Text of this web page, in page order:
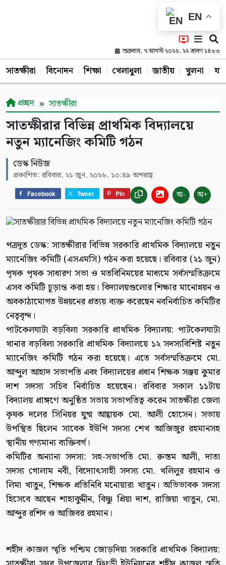
EN
শুক্রবার, ৭ আগস্ট ২০২৬, ২২ শ্রাবণ ১৪৩৩
সাতক্ষীরা বিনোদন শিক্ষা খেলাধুলা জাতীয় খুলনা
প্রচ্ছদ সাতক্ষীরা
সাতক্ষীরার বিভিন্ন প্রাথমিক বিদ্যালয়ে
নতুন ম্যানেজিং কমিটি গঠন
ডেস্ক নিউজ
প্রকাশিত: রবিবার, ২১ জুন, ২০২৬, ১০:৪৯ অপরাহ্ণ
Facebook Tweet Pin অ- অ+
পত্রদূত ডেস্ক: সাতক্ষীরার বিভিন্ন সরকারি প্রাথমিক বিদ্যালয়ে নতুন
ম্যানেজিং কমিটি (এসএমসি) গঠন করা হয়েছে। রবিবার (২১ জুন)
পৃথক পৃথক সাধারণ সভা ও মতবিনিময়ের মাধ্যমে সর্বসম্মতিক্রমে
এসব কমিটি চূড়ান্ত করা হয়। বিদ্যালয়গুলোর শিক্ষার মানোন্নয়ন ও
অবকাঠামোগত উন্নয়নের প্রত্যয় ব্যক্ত করেছেন নবনির্বাচিত কমিটির
নেতৃবৃন্দ।
পাটকেলঘাটা বড়বিলা সরকারি প্রাথমিক বিদ্যালয়: পাটকেলঘাটা
থানার বড়বিলা সরকারি প্রাথমিক বিদ্যালয়ে ১২ সদস্যবিশিষ্ট নতুন
ম্যানেজিং কমিটি গঠন করা হয়েছে। এতে সর্বসম্মতিক্রমে মো.
আব্দুল আহাদ সভাপতি এবং বিদ্যালয়ের প্রধান শিক্ষক সঞ্জয় কুমার
দাশ সদস্য সচিব নির্বাচিত হয়েছেন। রবিবার সকাল ১১টায়
বিদ্যালয় প্রাঙ্গণে অনুষ্ঠিত সভায় সভাপতিত্ব করেন সাতক্ষীরা জেলা
কৃষক দলের সিনিয়র যুগ্ম আহ্বায়ক মো. আলী হোসেন। সভায়
উপস্থিত ছিলেন সাবেক ইউপি সদস্য শেখ আজিজুর রহমানসহ
স্থানীয় গণ্যমান্য ব্যক্তিবর্গ।
কমিটির অন্যান্য সদস্য: সহ-সভাপতি মো. রুস্তম আলী, দাতা
সদস্য গোলাম নবী, বিদ্যোৎসাহী সদস্য মো. খলিলুর রহমান ও
লিমা খাতুন, শিক্ষক প্রতিনিধি মনোয়ারা খাতুন। অভিভাবক সদস্য
হিসেবে আছেন শাহাবুদ্দীন, বিষ্ণু প্রিয়া দাশ, রাজিয়া খাতুন, মো.
আব্দুর রশিদ ও আজিবর রহমান।
শহীদ কাজল স্মৃতি পশ্চিম জোড়দিয়া সরকারি প্রাথমিক বিদ্যালয়: